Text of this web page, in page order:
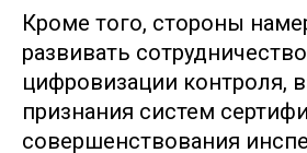
Кроме того, стороны
развивать
цифровизации контроля,
признания систем
совершенствования